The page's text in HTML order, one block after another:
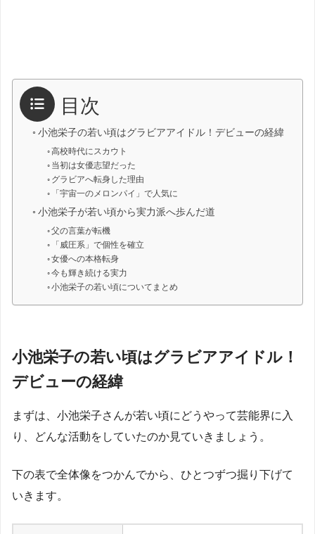
目次
小池栄子の若い頃はグラビアアイドル！デビューの経緯
高校時代にスカウト
当初は女優志望だった
グラビアへ転身した理由
「宇宙一のメロンパイ」で人気に
小池栄子が若い頃から実力派へ歩んだ道
父の言葉が転機
「威圧系」で個性を確立
女優への本格転身
今も輝き続ける実力
小池栄子の若い頃についてまとめ
小池栄子の若い頃はグラビアアイドル！
デビューの経緯
まずは、小池栄子さんが若い頃にどうやって芸能界に入
り、どんな活動をしていたのか見ていきましょう。
下の表で全体像をつかんでから、ひとつずつ掘り下げて
いきます。